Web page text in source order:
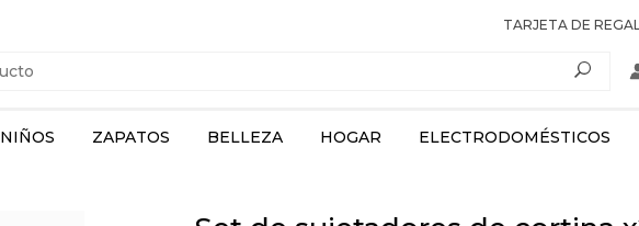
TARJETA DE
NIÑOS ZAPATOS BELLEZA HOGAR ELECTRODOMÉSTICOS